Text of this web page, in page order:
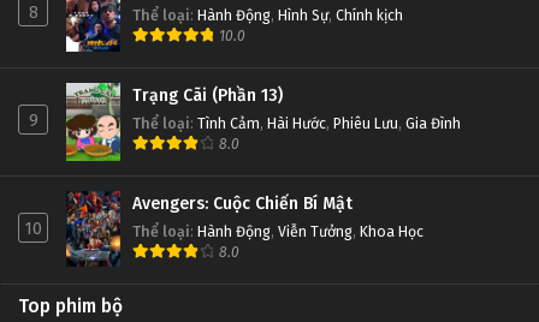
8 Thể loại: Hành Động, Hình Sự, Chính kịch
10.0
9
Trạng Cãi (Phần 13)
Thể loại: Tình Cảm, Hài Hước, Phiêu Lưu, Gia Đình
8.0
10
Avengers: Cuộc Chiến Bí Mật
Thể loại: Hành Động, Viễn Tưởng, Khoa Học
8.0
Top phim bộ